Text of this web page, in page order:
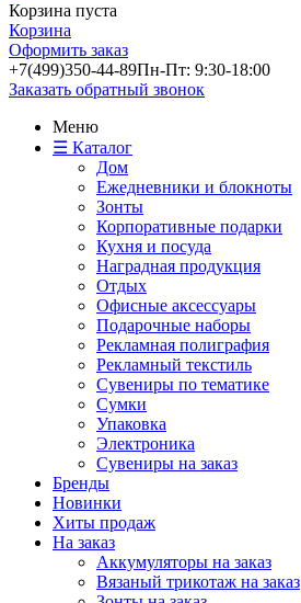
Корзина пуста
Корзина
Оформить заказ
+7(499)350-44-89Пн-Пт: 9:30-18:00
Заказать обратный звонок
Меню
☰ Каталог
Дом
Ежедневники и блокноты
Зонты
Корпоративные подарки
Кухня и посуда
Наградная продукция
Отдых
Офисные аксессуары
Подарочные наборы
Рекламная полиграфия
Рекламный текстиль
Сувениры по тематике
Сумки
Упаковка
Электроника
Сувениры на заказ
Бренды
Новинки
Хиты продаж
На заказ
Аккумуляторы на заказ
Вязаный трикотаж на заказ